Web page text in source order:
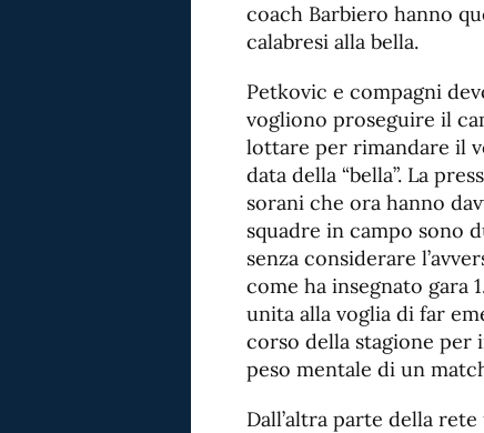
coach Barbiero hanno
calabresi alla bella.
Petkovic e compagni
vogliono proseguire il
lottare per rimandare il
data della “bella”. La
sorani che ora hanno
squadre in campo sono
senza considerare
come ha insegnato gara
unita alla voglia di far
corso della stagione per
peso mentale di un
Dall’altra parte della